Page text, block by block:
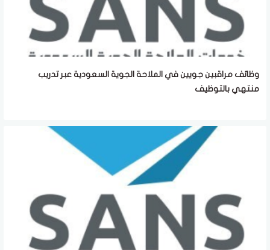
وظائف مراقبين جويين في الملاحة الجوية السعودية عبر تدريب
منتهي بالتوظيف